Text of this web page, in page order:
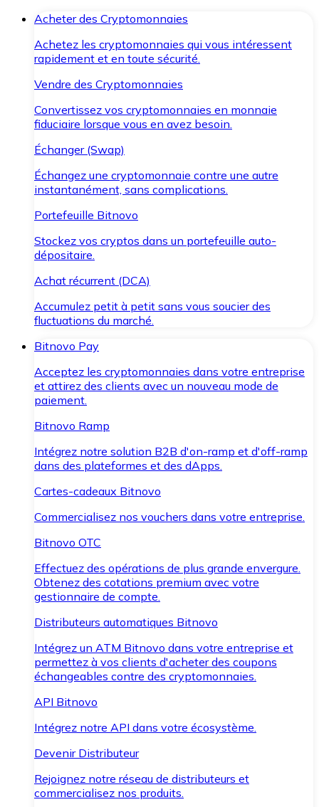
Acheter des Cryptomonnaies
Achetez les cryptomonnaies qui vous intéressent
rapidement et en toute sécurité.
Vendre des Cryptomonnaies
Convertissez vos cryptomonnaies en monnaie
fiduciaire lorsque vous en avez besoin.
Échanger (Swap)
Échangez une cryptomonnaie contre une autre
instantanément, sans complications.
Portefeuille Bitnovo
Stockez vos cryptos dans un portefeuille auto-
dépositaire.
Achat récurrent (DCA)
Accumulez petit à petit sans vous soucier des
fluctuations du marché.
Bitnovo Pay
Acceptez les cryptomonnaies dans votre entreprise
et attirez des clients avec un nouveau mode de
paiement.
Bitnovo Ramp
Intégrez notre solution B2B d'on-ramp et d'off-ramp
dans des plateformes et des dApps.
Cartes-cadeaux Bitnovo
Commercialisez nos vouchers dans votre entreprise.
Bitnovo OTC
Effectuez des opérations de plus grande envergure.
Obtenez des cotations premium avec votre
gestionnaire de compte.
Distributeurs automatiques Bitnovo
Intégrez un ATM Bitnovo dans votre entreprise et
permettez à vos clients d'acheter des coupons
échangeables contre des cryptomonnaies.
API Bitnovo
Intégrez notre API dans votre écosystème.
Devenir Distributeur
Rejoignez notre réseau de distributeurs et
commercialisez nos produits.